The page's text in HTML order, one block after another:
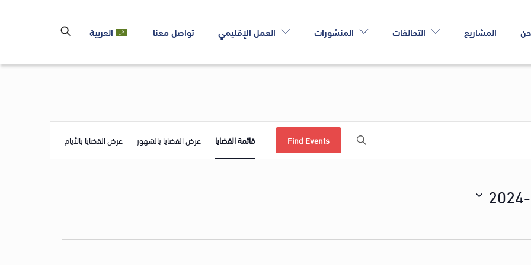
المشاريع التحالفات المنشورات العمل الإقليمي تواصل معنا العربية
Find Events
Event
Views
Navigation
قائمة القضايا عرض القضايا بالشهور عرض القضايا بالأيام